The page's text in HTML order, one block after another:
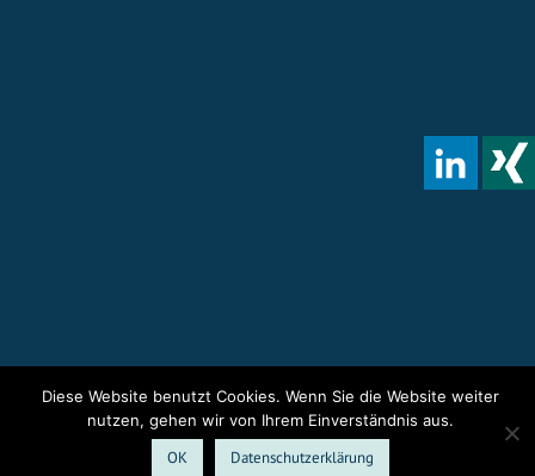
Diese Website benutzt Cookies. Wenn Sie die Website weiter
nutzen, gehen wir von Ihrem Einverständnis aus.
OK Datenschutzerklärung